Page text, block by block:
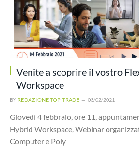
Venite a scoprire il vostro
Workspace
BY REDAZIONE TOP TRADE 03/02/2021
Giovedì 4 febbraio, ore 11,
Hybrid Workspace, Webinar
Computer e Poly